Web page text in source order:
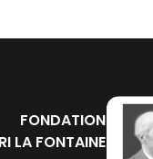
FONDATION
LA FONTAINE